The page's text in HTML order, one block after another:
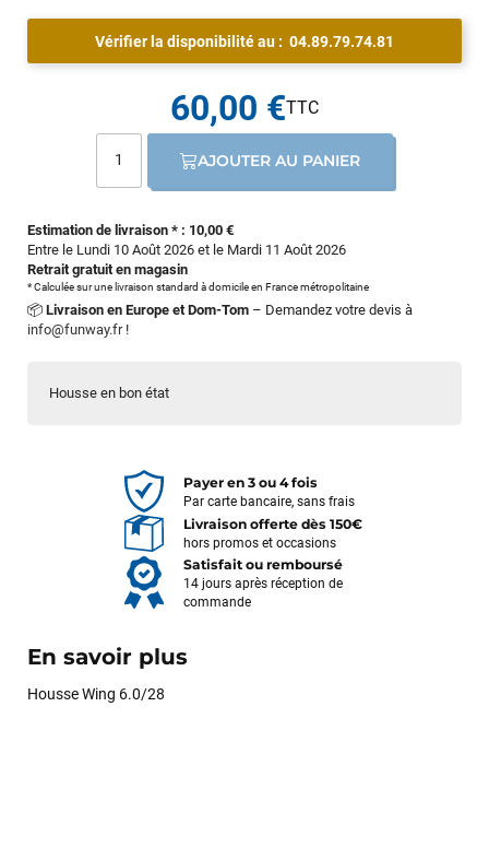
Housse en bon état
Vérifier la disponibilité au : 04.89.79.74.81
Estimation de livraison * : 10,00 €
Entre le Lundi 10 Août 2026 et le Mardi 11 Août 2026
Retrait gratuit en magasin
* Calculée sur une livraison standard à domicile en France métropolitaine
📦 Livraison en Europe et Dom-Tom – Demandez votre devis à
info@funway.fr!
60,00 €
AJOUTER AU PANIER
Payer en 3 ou 4 fois
Par carte bancaire, sans frais
Livraison offerte dès 150€
hors promos et occasions
Satisfait ou remboursé
14 jours après réception de
commande
En savoir plus
Housse Wing 6.0/28